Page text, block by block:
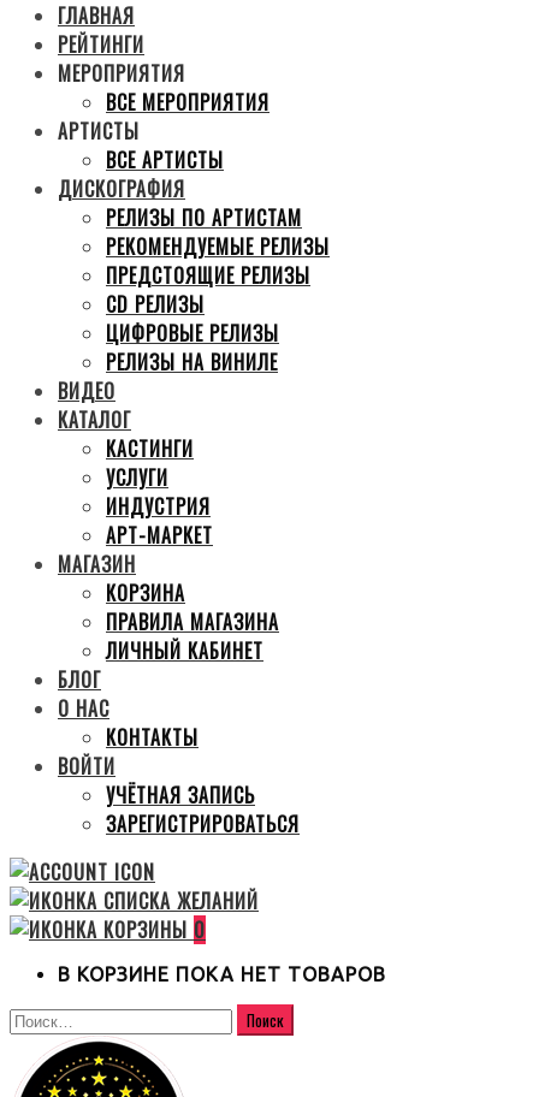
ГЛАВНАЯ
РЕЙТИНГИ
МЕРОПРИЯТИЯ
ВСЕ МЕРОПРИЯТИЯ
АРТИСТЫ
ВСЕ АРТИСТЫ
ДИСКОГРАФИЯ
РЕЛИЗЫ ПО АРТИСТАМ
РЕКОМЕНДУЕМЫЕ РЕЛИЗЫ
ПРЕДСТОЯЩИЕ РЕЛИЗЫ
CD РЕЛИЗЫ
ЦИФРОВЫЕ РЕЛИЗЫ
РЕЛИЗЫ НА ВИНИЛЕ
ВИДЕО
КАТАЛОГ
КАСТИНГИ
УСЛУГИ
ИНДУСТРИЯ
АРТ-МАРКЕТ
МАГАЗИН
КОРЗИНА
ПРАВИЛА МАГАЗИНА
ЛИЧНЫЙ КАБИНЕТ
БЛОГ
О НАС
КОНТАКТЫ
ВОЙТИ
УЧЁТНАЯ ЗАПИСЬ
ЗАРЕГИСТРИРОВАТЬСЯ
0
В КОРЗИНЕ ПОКА НЕТ ТОВАРОВ